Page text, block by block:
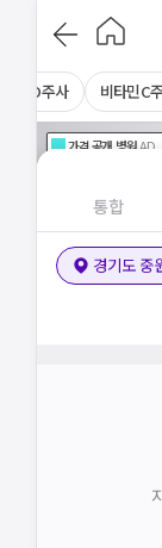
비타민D주사 비타민C
가격공개 병원AD
통합
경기도 중